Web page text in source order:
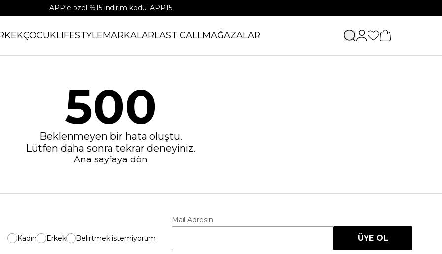
APP'e özel %15 indirim kodu: APP15
ÇOCUKLIFESTYLEMARKALARLAST CALLMAĞAZALAR
500
Beklenmeyen bir hata oluştu.
Lütfen daha sonra tekrar deneyiniz.
Ana sayfaya dön
Kadın Erkek Belirtmek istemiyorum
Mail Adresin
ÜYE OL